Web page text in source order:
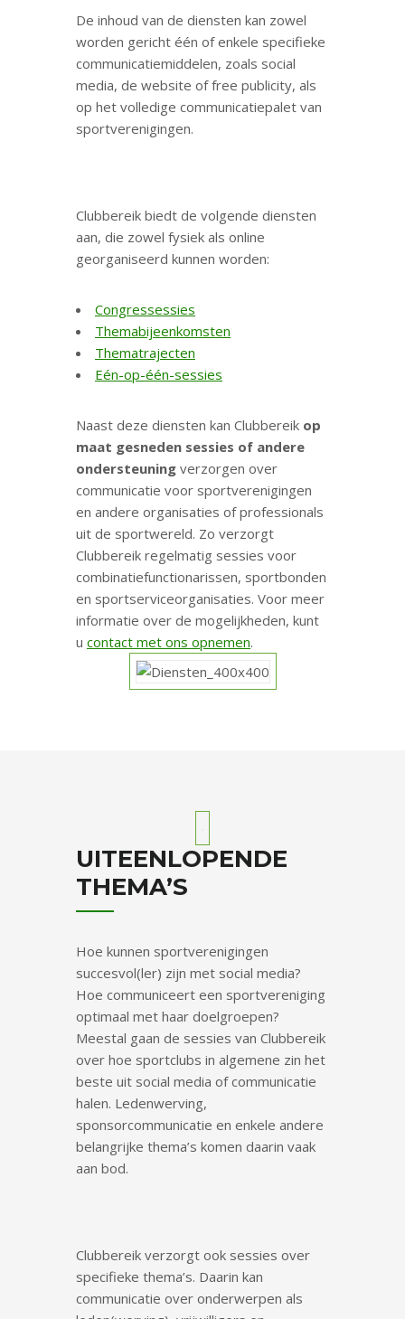
De inhoud van de diensten kan zowel
worden gericht één of enkele specifieke
communicatiemiddelen, zoals social
media, de website of free publicity, als
op het volledige communicatiepalet van
sportverenigingen.
Clubbereik biedt de volgende diensten
aan, die zowel fysiek als online
georganiseerd kunnen worden:
Congressessies
Themabijeenkomsten
Thematrajecten
Eén-op-één-sessies
Naast deze diensten kan Clubbereik op
maat gesneden sessies of andere
ondersteuning verzorgen over
communicatie voor sportverenigingen
en andere organisaties of professionals
uit de sportwereld. Zo verzorgt
Clubbereik regelmatig sessies voor
combinatiefunctionarissen, sportbonden
en sportserviceorganisaties. Voor meer
informatie over de mogelijkheden, kunt
u contact met ons opnemen.
UITEENLOPENDE
THEMA’S
Hoe kunnen sportverenigingen
succesvol(ler) zijn met social media?
Hoe communiceert een sportvereniging
optimaal met haar doelgroepen?
Meestal gaan de sessies van Clubbereik
over hoe sportclubs in algemene zin het
beste uit social media of communicatie
halen. Ledenwerving,
sponsorcommunicatie en enkele andere
belangrijke thema’s komen daarin vaak
aan bod.
Clubbereik verzorgt ook sessies over
specifieke thema’s. Daarin kan
communicatie over onderwerpen als